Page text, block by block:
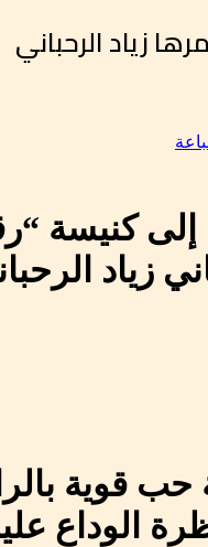
زياد الرحباني
كنيسة
حب قوية
الوداع